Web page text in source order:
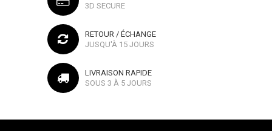
3D SECURE
RETOUR / ÉCHANGE
JUSQU'À 15 JOURS
LIVRAISON RAPIDE
SOUS 3 À 5 JOURS